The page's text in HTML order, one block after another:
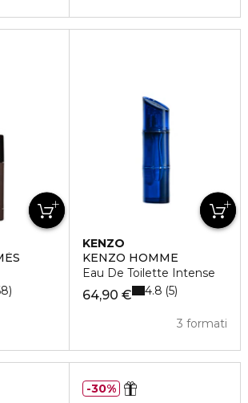
KENZO
KENZO HOMME
Eau De Toilette Intense
64,90 €
3 formati
4.8 5
30%